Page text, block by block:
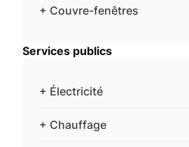
+ Couvre-fenêtres
Services publics
+ Électricité
+ Chauffage